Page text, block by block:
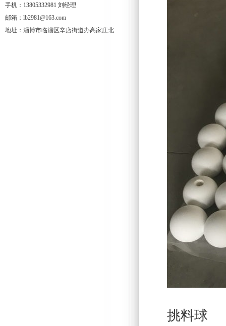
挑料球
手机：13805332981 刘经理
邮箱：lb2981@163.com
地址：淄博市临淄区辛店街道办高家庄北